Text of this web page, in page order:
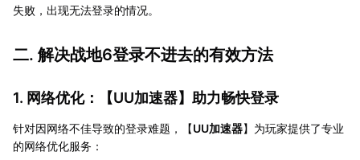
失败，出现无法登录的情况。
二. 解决战地6登录不进去的有效方法
1. 网络优化：【UU加速器】助力畅快登录
针对因网络不佳导致的登录难题，【UU加速器】为玩家提供了专业
的网络优化服务：